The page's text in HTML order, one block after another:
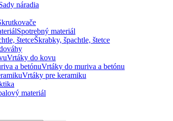
náradia
Spotrebný materiál
Škrabky, špachtle, štetce
Vrtáky do kovu
Vrtáky do muriva a betónu
Vrtáky pre keramiku
materiál